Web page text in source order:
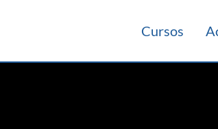
Cursos